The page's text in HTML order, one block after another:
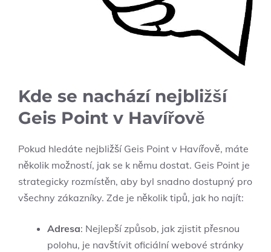
Kde se nachází nejbližší
Geis Point v Havířově
Pokud hledáte nejbližší Geis Point v Havířově, máte
několik možností, jak se k němu dostat. Geis Point je
strategicky rozmístěn, aby byl snadno dostupný pro
všechny zákazníky. Zde je několik tipů, jak ho najít:
Adresa: Nejlepší způsob, jak zjistit přesnou
polohu, je navštívit oficiální webové stránky